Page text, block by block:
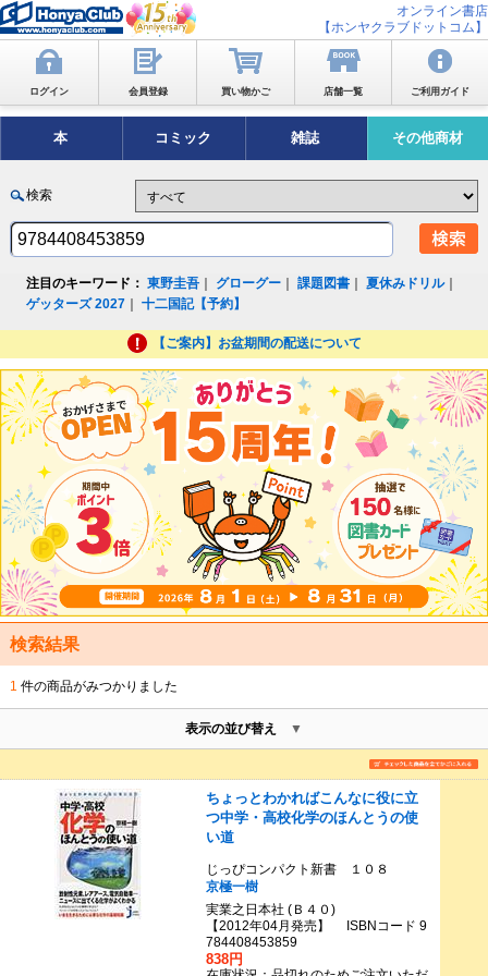
オンライン書店
【ホンヤクラブドットコム】
ログイン 会員登録 買い物かご 店舗一覧 ご利用ガイド
本 コミック 雑誌 その他商材
検索
注目のキーワード： 東野圭吾 グローグー ｜課題図書 ｜夏休みドリル｜
ゲッターズ 2027 ｜十二国記【予約】
【ご案内】お盆期間の配送について
検索結果
1 件の商品がみつかりました
表示の並び替え
ちょっとわかればこんなに役に立
つ中学・高校化学のほんとうの使
い道
じっぴコンパクト新書 １０８
京極一樹
実業之日本社 (Ｂ４０)
【2012年04月発売】 ISBNコード 9
784408453859
838円